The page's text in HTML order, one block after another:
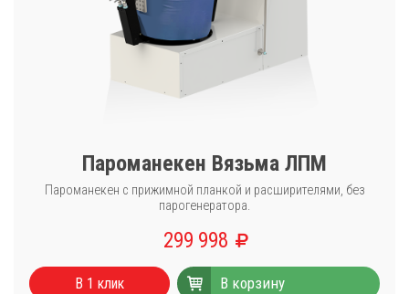
Пароманекен Вязьма ЛПМ
Пароманекен с прижимной планкой и расширителями, без
парогенератора.
299 998
В 1 клик В корзину